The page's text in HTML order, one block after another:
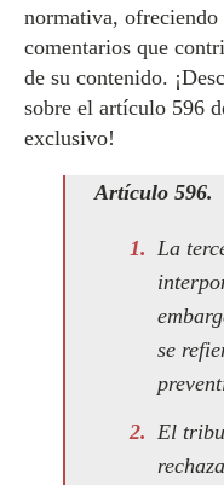
normativa,
comentarios que
de su contenido.
sobre el artículo 596
exclusivo!
Artículo 596.
La
se
El